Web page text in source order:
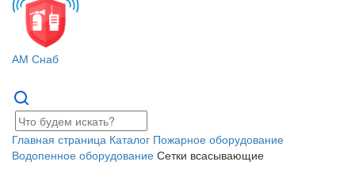
АМ Снаб
Главная страница Каталог Пожарное оборудование
Водопенное оборудование Сетки всасывающие